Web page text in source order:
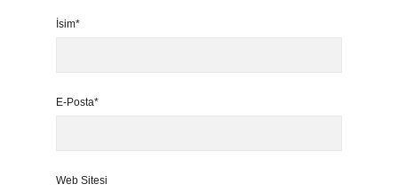
İsim*
E-Posta*
Web Sitesi